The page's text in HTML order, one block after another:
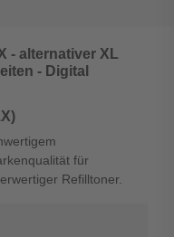
- alternativer XL
- Digital
für
Refilltoner.